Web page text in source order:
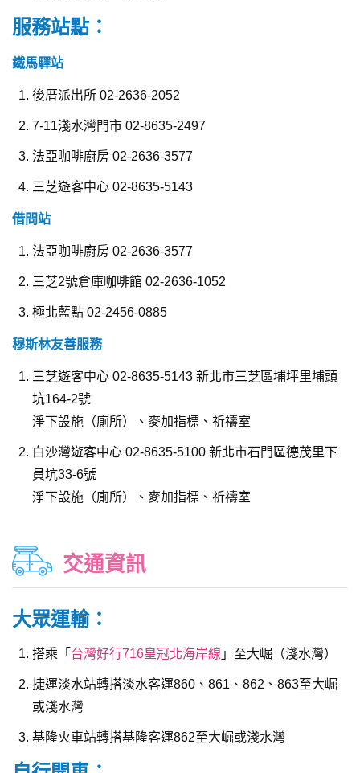
服務站點：
鐵馬驛站
後厝派出所 02-2636-2052
7-11淺水灣門市 02-8635-2497
法亞咖啡廚房 02-2636-3577
三芝遊客中心 02-8635-5143
借問站
法亞咖啡廚房 02-2636-3577
三芝2號倉庫咖啡館 02-2636-1052
極北藍點 02-2456-0885
穆斯林友善服務
三芝遊客中心 02-8635-5143 新北市三芝區埔坪里埔頭
坑164-2號
淨下設施（廁所）、麥加指標、祈禱室
白沙灣遊客中心 02-8635-5100 新北市石門區德茂里下
員坑33-6號
淨下設施（廁所）、麥加指標、祈禱室
交通資訊
大眾運輸：
搭乘「 台灣好行716皇冠北海岸線 」至大崛（淺水灣）
捷運淡水站轉搭淡水客運860、861、862、863至大崛
或淺水灣
基隆火車站轉搭基隆客運862至大崛或淺水灣